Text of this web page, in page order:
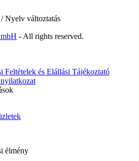
Nyelv változtatás
- All rights reserved.
Feltételek és Elállási Tájékoztató
élmény